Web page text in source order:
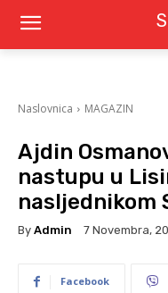
Naslovnica MAGAZIN
Ajdin
nastupu u
nasljednikom
By Admin 7 Novembra,
Facebook